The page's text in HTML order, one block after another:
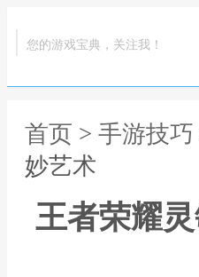
您的游戏宝典，关注我！
首页 > 手游技巧
妙艺术
王者荣耀